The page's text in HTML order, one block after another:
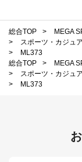
総合TOP > MEGA
>
スポーツ・カジュ
>
ML373
総合TOP
> MEGA
>
スポーツ・カジュ
>
ML373